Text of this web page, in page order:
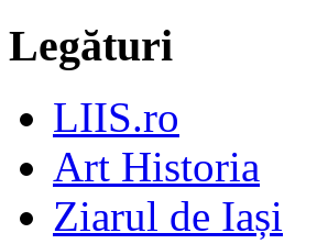
Legături
LIIS.ro
Art Historia
Ziarul de Iași